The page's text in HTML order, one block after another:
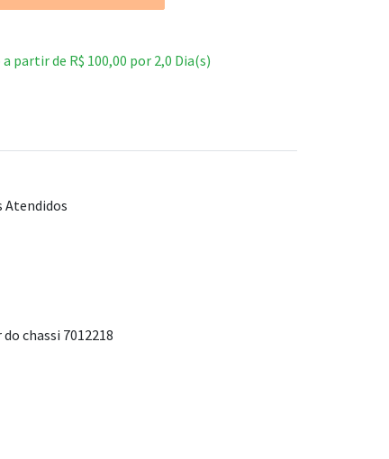
partir de R$ 100,00 por 2,0 Dia(s)
Atendidos
chassi 7012218